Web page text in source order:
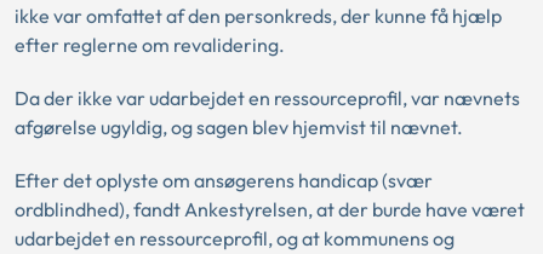
ikke var omfattet af den personkreds, der kunne få hjælp
efter reglerne om revalidering.
Da der ikke var udarbejdet en ressourceprofil, var nævnets
afgørelse ugyldig, og sagen blev hjemvist til nævnet.
Efter det oplyste om ansøgerens handicap (svær
ordblindhed), fandt Ankestyrelsen, at der burde have været
udarbejdet en ressourceprofil, og at kommunens og